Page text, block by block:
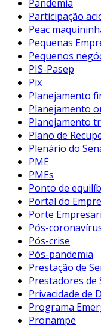
Pandemia
Participação
Peac
Pequenas
Pequenos
PIS-Pasep
Pix
Planejamento
Planejamento
Planejamento
Plano de
Plenário do
PME
PMEs
Ponto de
Portal do
Porte
Pós-
Pós-crise
Pós-pandemia
Prestação de
Prestadores de
Privacidade de
Programa
Pronampe